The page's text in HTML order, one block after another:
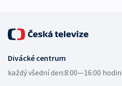
Divácké centrum
každý všední den:8:00—16:00 hodin